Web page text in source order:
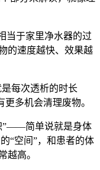
于家里净水器的过
的速度越快、效果越
每次透析的时长
更多机会清理废物。
”——简单说就是身体
“空间”，和患者的体
越高。